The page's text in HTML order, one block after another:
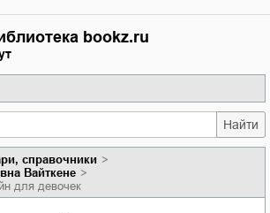
bookz.ru
Найти
справочники
Вайткене
для девочек